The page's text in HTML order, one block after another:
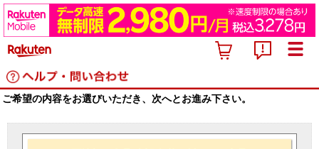
ご希望の内容をお選びいただき、次へとお進み下さい。